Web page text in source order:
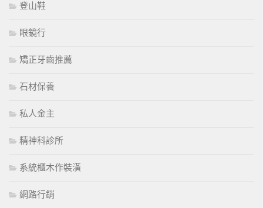
登山鞋
眼鏡行
矯正牙齒推薦
石材保養
私人金主
精神科診所
系統櫃木作裝潢
網路行銷